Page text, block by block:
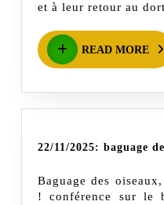
et à leur retour au
READ MORE
22/11/2025: baguage
Baguage des
! conférence sur le